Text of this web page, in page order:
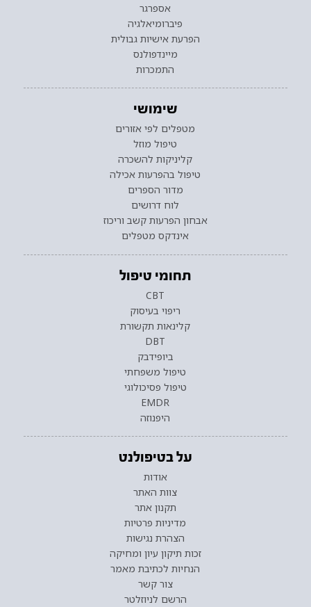
אספרגר
פיברומיאלגיה
הפרעת אישיות גבולית
מיינדפולנס
התמכרות
שימושי
מטפלים לפי אזורים
טיפול מוזל
קליניקות להשכרה
טיפול בהפרעות אכילה
מדור הספרים
לוח דרושים
אבחון הפרעות קשב וריכוז
אינדקס מטפלים
תחומי טיפול
CBT
ריפוי בעיסוק
קלינאות תקשורת
DBT
ביופידבק
טיפול משפחתי
טיפול פסיכולוגי
EMDR
היפנוזה
על בטיפולנט
אודות
צוות האתר
תקנון אתר
מדיניות פרטיות
הצהרת נגישות
זכות תיקון עיון ומחיקה
הנחיות לכתיבת מאמר
צור קשר
הרשם לניוזלטר